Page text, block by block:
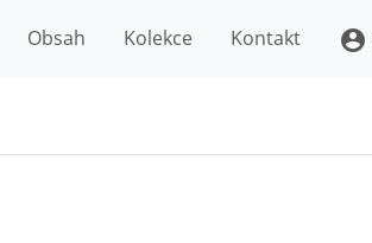
Obsah Kolekce Kontakt account_circle